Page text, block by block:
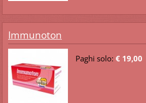
Immunoton
Paghi solo: € 19,00